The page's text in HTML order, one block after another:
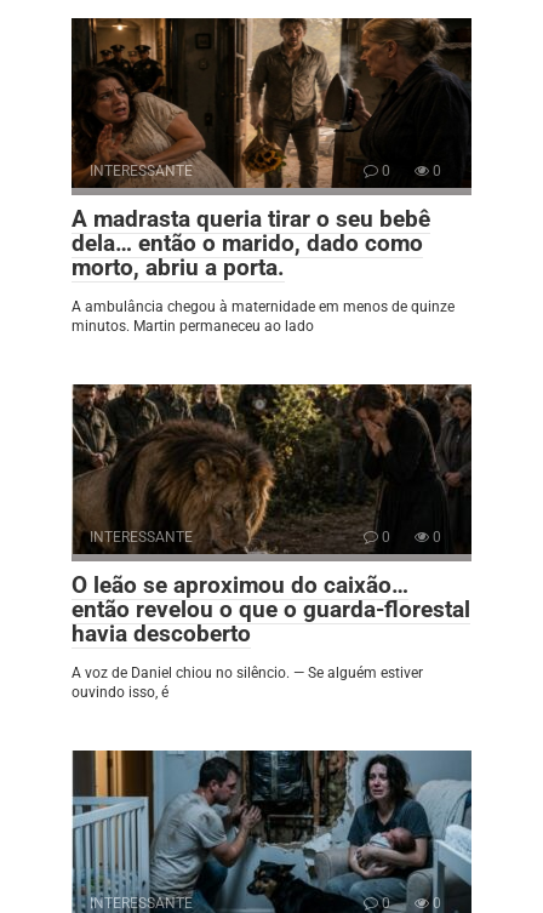
INTERESSANTE 0 0
A madrasta queria tirar o seu bebê
dela… então o marido, dado como
morto, abriu a porta.
A ambulância chegou à maternidade em menos de quinze
minutos. Martin permaneceu ao lado
INTERESSANTE 0 0
O leão se aproximou do caixão…
então revelou o que o guarda-florestal
havia descoberto
A voz de Daniel chiou no silêncio. — Se alguém estiver
ouvindo isso, é
INTERESSANTE 0 0